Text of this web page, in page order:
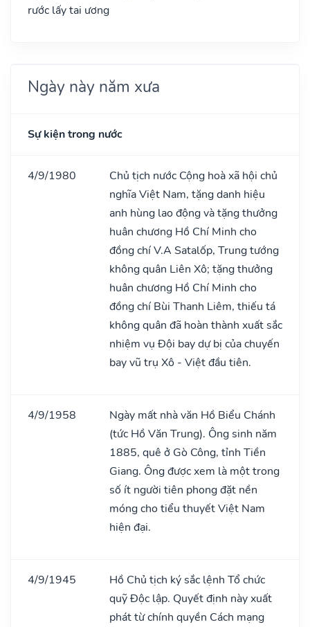
rước lấy tai ương
Ngày này năm xưa
Sự kiện trong nước
4/9/1980
Chủ tịch nước Cộng hoà xã hội chủ
nghĩa Việt Nam, tặng danh hiệu
anh hùng lao động và tặng thưởng
huân chương Hồ Chí Minh cho
đồng chí V.A Satalốp, Trung tướng
không quân Liên Xô; tặng thưởng
huân chương Hồ Chí Minh cho
đồng chí Bùi Thanh Liêm, thiếu tá
không quân đã hoàn thành xuất sắc
nhiệm vụ Đội bay dự bị của chuyến
bay vũ trụ Xô - Việt đầu tiên.
4/9/1958
Ngày mất nhà văn Hồ Biểu Chánh
(tức Hồ Văn Trung). Ông sinh năm
1885, quê ở Gò Công, tỉnh Tiền
Giang. Ông được xem là một trong
số ít người tiên phong đặt nền
móng cho tiểu thuyết Việt Nam
hiện đại.
4/9/1945
Hồ Chủ tịch ký sắc lệnh Tổ chức
quỹ Độc lập. Quyết định này xuất
phát từ chính quyền Cách mạng